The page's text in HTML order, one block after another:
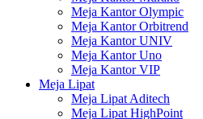
Meja Kantor Olympic
Meja Kantor Orbitrend
Meja Kantor UNIV
Meja Kantor Uno
Meja Kantor VIP
Meja Lipat
Meja Lipat Aditech
Meja Lipat HighPoint